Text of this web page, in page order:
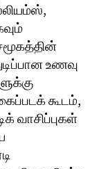
உணவு
கூடம்,
வாசிப்புகள்